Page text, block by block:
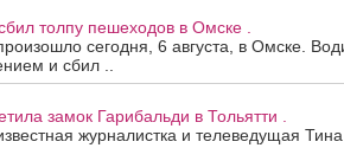
толпу пешеходов в Омске .
сегодня, 6 августа, в Омске.
и сбил ..
замок Гарибальди в Тольятти .
журналистка и телеведущая